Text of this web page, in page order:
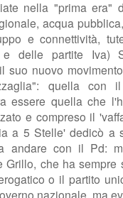
nella "prima era"
acqua
e connettività,
e delle partite Iva)
suo nuovo
quella con
essere quella che
e compreso il
a 5 Stelle' dedicò a
andare con il Pd:
Grillo, che ha sempre
o il partito
nazionale, ma